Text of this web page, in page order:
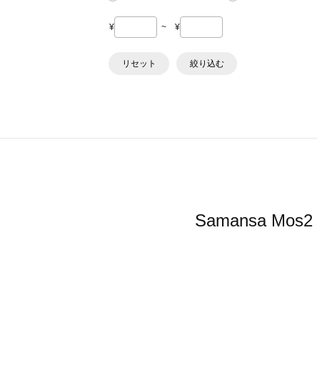
¥ ~ ¥
リセット 絞り込む
Samansa